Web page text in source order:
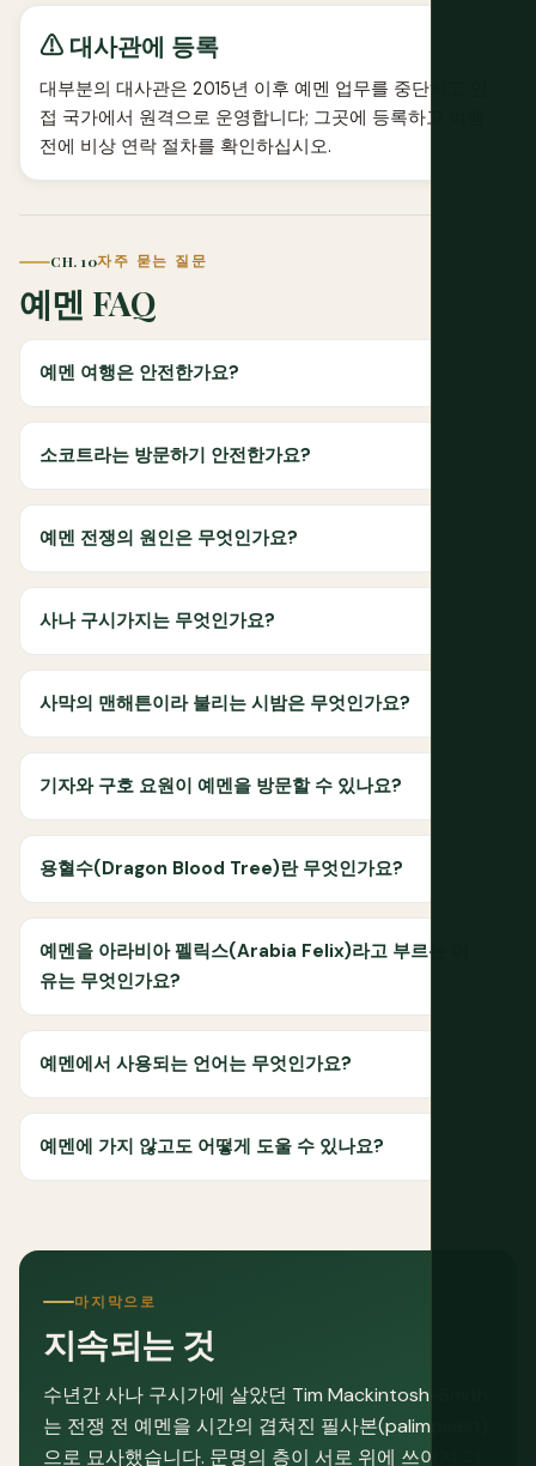
⚠ 대사관에 등록
대부분의 대사관은 2015년 이후 예멘 업무를 중단하고 인
접 국가에서 원격으로 운영합니다; 그곳에 등록하고 여행
전에 비상 연락 절차를 확인하십시오.
CH. 10자주 묻는 질문
예멘 FAQ
예멘 여행은 안전한가요?
소코트라는 방문하기 안전한가요?
예멘 전쟁의 원인은 무엇인가요?
사나 구시가지는 무엇인가요?
사막의 맨해튼이라 불리는 시밤은 무엇인가요?
기자와 구호 요원이 예멘을 방문할 수 있나요?
용혈수(Dragon Blood Tree)란 무엇인가요?
예멘을 아라비아 펠릭스(Arabia Felix)라고 부르는 이
유는 무엇인가요?
예멘에서 사용되는 언어는 무엇인가요?
예멘에 가지 않고도 어떻게 도울 수 있나요?
마지막으로
지속되는 것
수년간 사나 구시가에 살았던 Tim Mackintosh-Smith
는 전쟁 전 예멘을 시간의 겹쳐진 필사본(palimpsest)
으로 묘사했습니다. 문명의 층이 서로 위에 쓰여져 더